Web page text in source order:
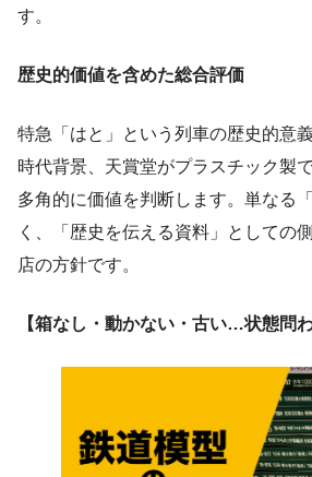
す。
歴史的価値を含めた総合評価
特急「はと」という列車の歴史的意
時代背景、天賞堂がプラスチック製
多角的に価値を判断します。単なる
く、「歴史を伝える資料」としての
店の方針です。
【箱なし・動かない・古い…状態問